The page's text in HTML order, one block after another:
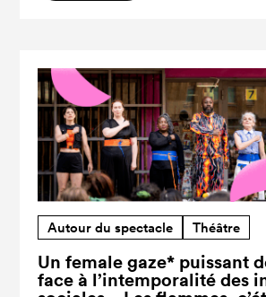
Autour du spectacle Théâtre
Un female gaze* puissant
face à l’intemporalité des